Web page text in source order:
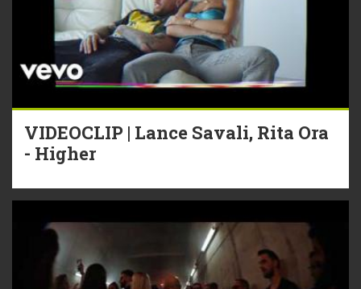
VIDEOCLIP | Lance Savali, Rita Ora
- Higher